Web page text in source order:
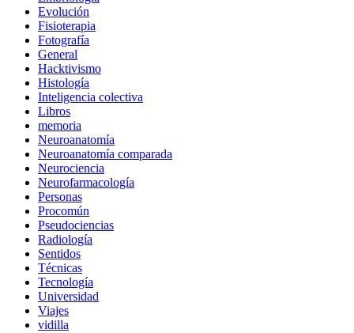
Evolución
Fisioterapia
Fotografía
General
Hacktivismo
Histología
Inteligencia colectiva
Libros
memoria
Neuroanatomía
Neuroanatomía comparada
Neurociencia
Neurofarmacología
Personas
Procomún
Pseudociencias
Radiología
Sentidos
Técnicas
Tecnología
Universidad
Viajes
vidilla